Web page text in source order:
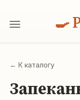
🍳
← К каталогу